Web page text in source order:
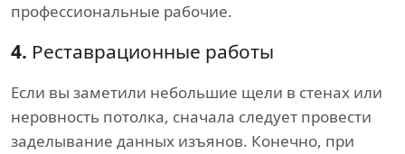
профессиональные рабочие.
4. Реставрационные работы
Если вы заметили небольшие щели в стенах или
неровность потолка, сначала следует провести
заделывание данных изъянов. Конечно, при